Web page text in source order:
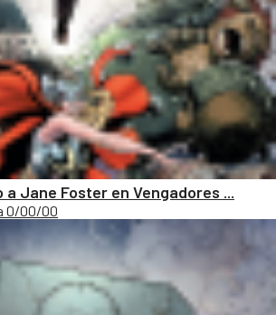
a Jane Foster en Vengadores ...
0/00/00